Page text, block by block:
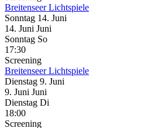
Breitenseer Lichtspiele
Sonntag 14. Juni
14. Juni Juni
Sonntag So
17:30
Screening
Breitenseer Lichtspiele
Dienstag 9. Juni
9. Juni Juni
Dienstag Di
18:00
Screening